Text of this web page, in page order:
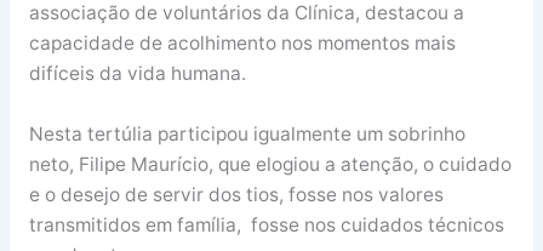
associação de voluntários da Clínica, destacou a
capacidade de acolhimento nos momentos mais
difíceis da vida humana.
Nesta tertúlia participou igualmente um sobrinho
neto, Filipe Maurício, que elogiou a atenção, o cuidado
e o desejo de servir dos tios, fosse nos valores
transmitidos em família, fosse nos cuidados técnicos